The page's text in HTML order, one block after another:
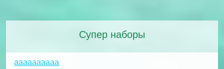
Супер наборы
аааааааааа